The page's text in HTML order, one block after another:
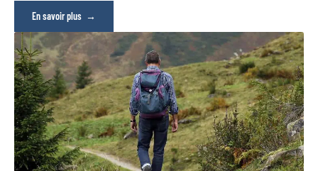
En savoir plus